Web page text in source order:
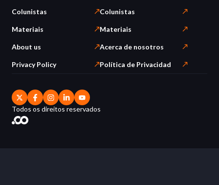
Colunistas
Materiais
About us
Privacy Policy
Colunistas
Materiais
Acerca de nosotros
Política de Privacidad
Todos os direitos reservados